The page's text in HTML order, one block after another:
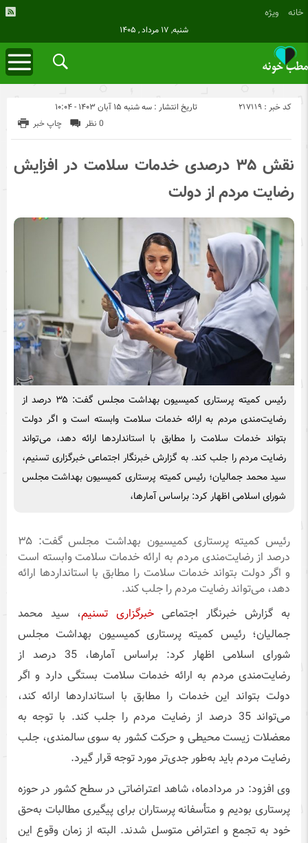
خانه ویژه
شنبه, ۱۷ مرداد , ۱۴۰۵
تاریخ انتشار : سه شنبه ۱۵ آبان ۱۴۰۳ - ۱۰:۰۴ کد خبر : 217119
چاپ خبر 0 نظر
نقش ۳۵ درصدی خدمات سلامت در افزایش
رضایت مردم از دولت
رئیس کمیته پرستاری کمیسیون بهداشت مجلس گفت: ۳۵ درصد از
رضایت‌مندی مردم به ارائه خدمات سلامت وابسته است و اگر دولت
بتواند خدمات سلامت را مطابق با استانداردها ارائه دهد، می‌تواند
رضایت مردم را جلب کند. به گزارش خبرنگار اجتماعی خبرگزاری تسنیم،
سید محمد جمالیان؛ رئیس کمیته پرستاری کمیسیون بهداشت مجلس
شورای اسلامی اظهار کرد: براساس آمارها،
رئیس کمیته پرستاری کمیسیون بهداشت مجلس گفت: ۳۵
درصد از رضایت‌مندی مردم به ارائه خدمات سلامت وابسته است
و اگر دولت بتواند خدمات سلامت را مطابق با استانداردها ارائه
دهد، می‌تواند رضایت مردم را جلب کند.
به گزارش خبرنگار اجتماعیخبرگزاری تسنیم، سید محمد
جمالیان؛ رئیس کمیته پرستاری کمیسیون بهداشت مجلس
شورای اسلامی اظهار کرد: براساس آمارها، 35 درصد از
رضایت‌مندی مردم به ارائه خدمات سلامت بستگی دارد و اگر
دولت بتواند این خدمات را مطابق با استانداردها ارائه کند،
می‌تواند 35 درصد از رضایت مردم را جلب کند. با توجه به
معضلات زیست محیطی و حرکت کشور به سوی سالمندی، جلب
رضایت مردم باید به‌طور جدی‌تر مورد توجه قرار گیرد.
وی افزود: در مردادماه، شاهد اعتراضاتی در سطح کشور در حوزه
پرستاری بودیم و متأسفانه پرستاران برای پیگیری مطالبات به‌حق
خود به تجمع و اعتراض متوسل شدند. البته از زمان وقوع این